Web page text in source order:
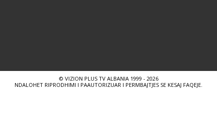
© VIZION PLUS TV ALBANIA 1999 - 2026
NDALOHET RIPRODHIMI I PAAUTORIZUAR I PERMBAJTJES SE KESAJ FAQEJE.